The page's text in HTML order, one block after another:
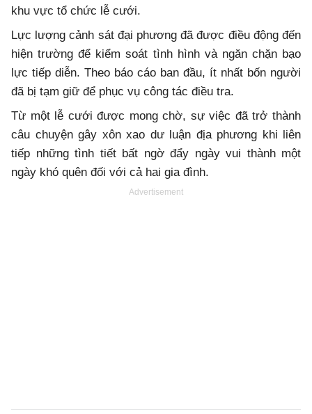
khu vực tổ chức lễ cưới.
Lực lượng cảnh sát đại phương đã được điều động đến
hiện trường để kiểm soát tình hình và ngăn chặn bạo
lực tiếp diễn. Theo báo cáo ban đầu, ít nhất bốn người
đã bị tạm giữ để phục vụ công tác điều tra.
Từ một lễ cưới được mong chờ, sự việc đã trở thành
câu chuyện gây xôn xao dư luận địa phương khi liên
tiếp những tình tiết bất ngờ đẩy ngày vui thành một
ngày khó quên đối với cả hai gia đình.
Advertisement